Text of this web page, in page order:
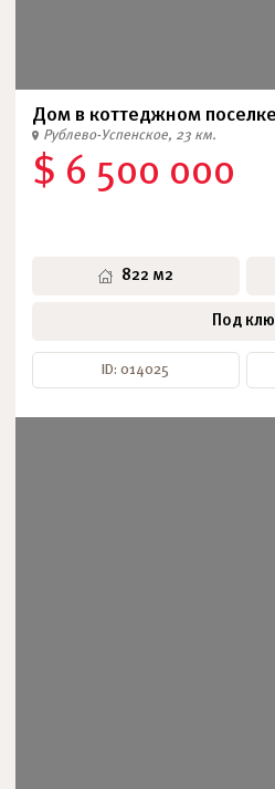
Дом в коттеджном
Рублево-Успенское, 23 км.
$ 6 500 000
822 м2
Под
ID: 014025